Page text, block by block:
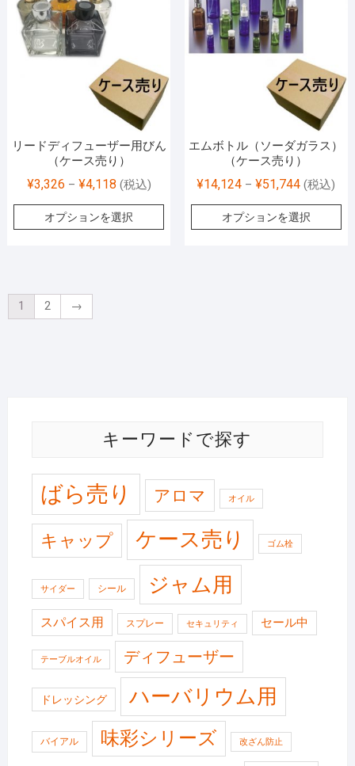
リードディフューザー用びん
（ケース売り）
¥3,326 – ¥4,118 (税込)
オプションを選択
エムボトル（ソーダガラス）
（ケース売り）
¥14,124 –¥51,744 (税込)
オプションを選択
1 2 →
キーワードで探す
ばら売り アロマ オイル
キャップ ケース売り ゴム栓
サイダー シール ジャム用
スパイス用 スプレー セキュリティ セール中
テーブルオイル ディフューザー
ドレッシング ハーバリウム用
バイアル 味彩シリーズ 改ざん防止